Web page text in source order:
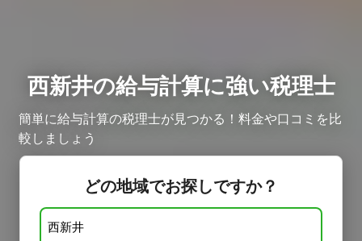
西新井の給与計算に強い税理士
簡単に給与計算の税理士が見つかる！料金や口コミを比
較しましょう ​
どの地域でお探しですか？